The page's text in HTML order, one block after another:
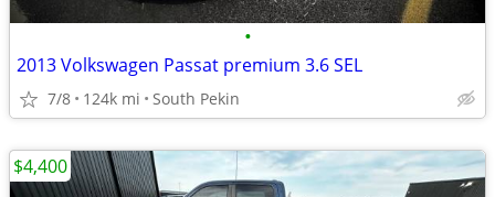
•
2013 Volkswagen Passat premium 3.6 SEL
7/8 124k mi South Pekin
$4,400